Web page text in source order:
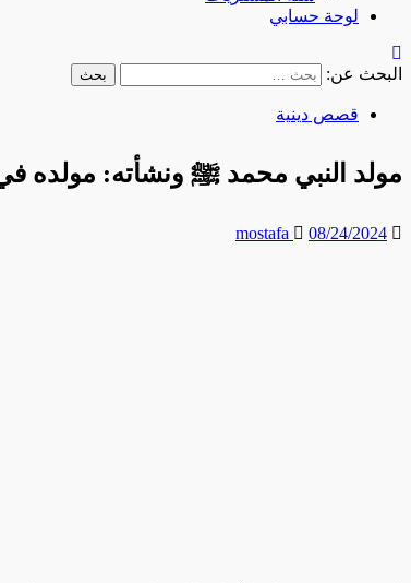
لوحة حسابي
البحث عن:
قصص دينية
مولد النبي محمد ﷺ ونشأته: مولده في
mostafa 08/24/2024